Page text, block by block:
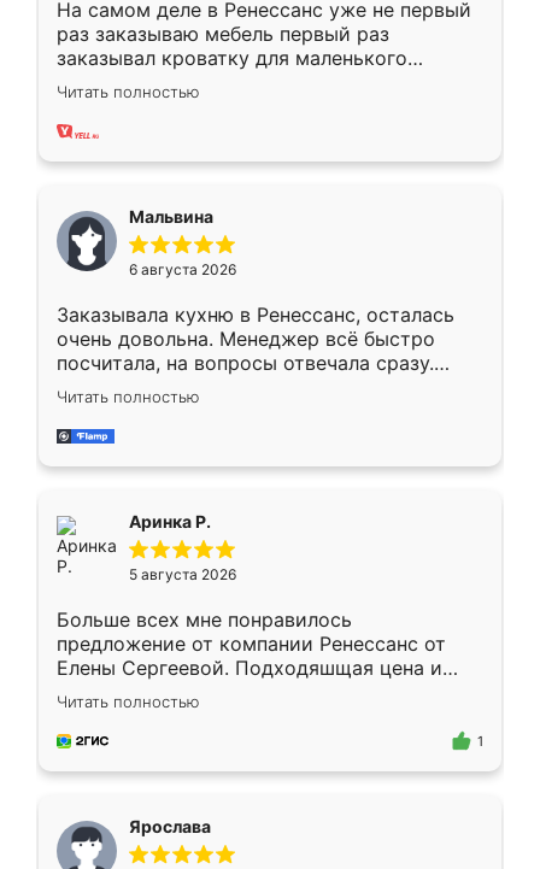
На самом деле в Ренессанс уже не первый
раз заказываю мебель первый раз
заказывал кроватку для маленького
ребёнка при его рождении ,во второй раз
заказал шкаф-купе. По качеству очень
хорошее сборка достаточно быстрая,
меньше, здесь же он более разнообразный.
Мне нравится ,если что-то потребуется из
мебели буду заказывать только здесь.
Читать полностью
Мальвина
6 августа 2026
Заказывала кухню в Ренессанс, осталась
очень довольна. Менеджер всё быстро
посчитала, на вопросы отвечала сразу.
Замерщик приехал в субботу, подошёл к
делу со всей ответственностью. Собрали
за день, ребята работали аккуратно, даже
Читать полностью
Аринка Р.
5 августа 2026
Больше всех мне понравилось
предложение от компании Ренессанс от
Елены Сергеевой. Подходяшщая цена и
короткие сроки изготовления. Приехавший
для замера сотрудник Владислав
предложил по моему эскизу самый
Читать полностью
1
Ярослава